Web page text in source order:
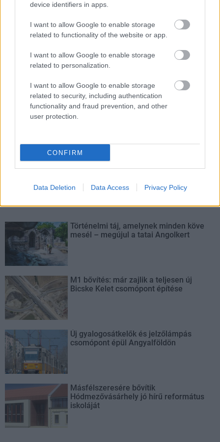
device identifiers in apps.
I want to allow Google to enable storage
related to functionality of the website or app.
I want to allow Google to enable storage
related to personalization.
I want to allow Google to enable storage
related to security, including authentication
functionality and fraud prevention, and other
user protection.
CONFIRM
Data Deletion Data Access Privacy Policy
Város-Teampannon Kereskedelmi és Szolgáltató Kft.
Újragondolják Lipótváros rejtett, zöld parkját
Indulhat a Honvéd tér megújításának tervezése, ahol a
klímatudatos gondolkodás és a helyi identitás erősítése kerül a
Történelmi táj, amelynek minden köve
mesél – megújul a tatai Angolkert
M1 bővítés: már zajlik a teljesen új
Bicske Kelet csomópont építése
Új gyalogosátkelők és jelzőlámpás
csomópont épül Angyalföldön
Másfélszeresére bővítik
Hódmezővásárhely jó hírű református
iskoláját